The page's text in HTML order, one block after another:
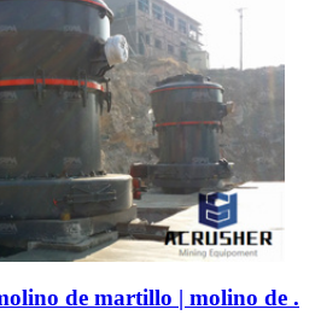
de martillo | molino de .